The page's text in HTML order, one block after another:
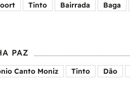
Tinto Bairrada Baga
PAZ
Canto Moniz Tinto Dão